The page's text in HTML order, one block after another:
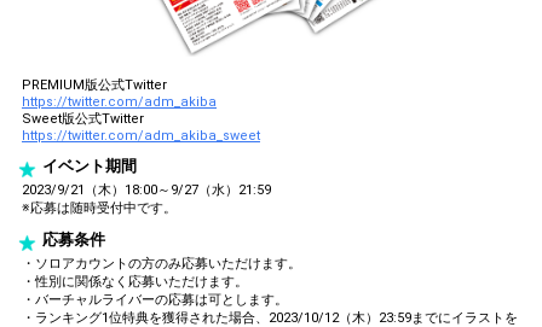
PREMIUM版公式Twitter
https://twitter.com/adm_akiba
Sweet版公式Twitter
https://twitter.com/adm_akiba_sweet
イベント期間
2023/9/21（木）18:00～9/27（水）21:59
※応募は随時受付中です。
応募条件
・ソロアカウントの方のみ応募いただけます。
・性別に関係なく応募いただけます。
・バーチャルライバーの応募は可とします。
・ランキング1位特典を獲得された場合、2023/10/12（木）23:59までにイラストを